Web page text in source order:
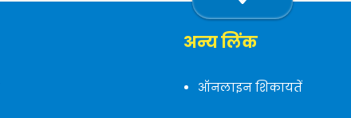
अन्य लिंक
ऑनलाइन शिकायतें